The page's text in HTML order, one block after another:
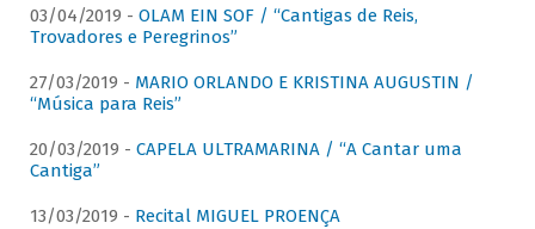
03/04/2019 - OLAM EIN SOF / “Cantigas de Reis,
Trovadores e Peregrinos”
27/03/2019 - MARIO ORLANDO E KRISTINA AUGUSTIN /
“Música para Reis”
20/03/2019 - CAPELA ULTRAMARINA / “A Cantar uma
Cantiga”
13/03/2019 - Recital MIGUEL PROENÇA